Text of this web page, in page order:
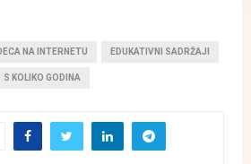
NA INTERNETU EDUKATIVNI SADRŽAJI
S KOLIKO GODINA